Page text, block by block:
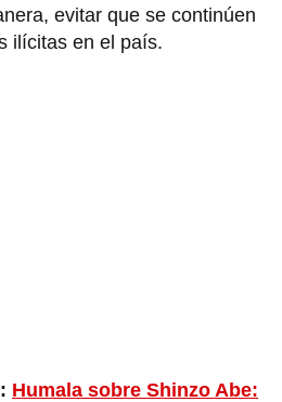
evitar que se continúen
ilícitas en el país.
Humala sobre Shinzo Abe: